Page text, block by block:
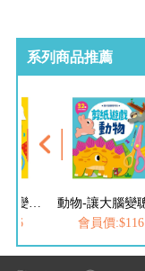
系列商品推薦
入門篇-讓大腦變聰明的剪紙遊戲
會員價:$116